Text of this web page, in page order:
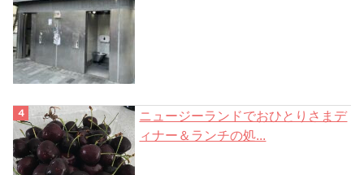
ニュージーランドでおひとりさまデ
ィナー＆ランチの処...